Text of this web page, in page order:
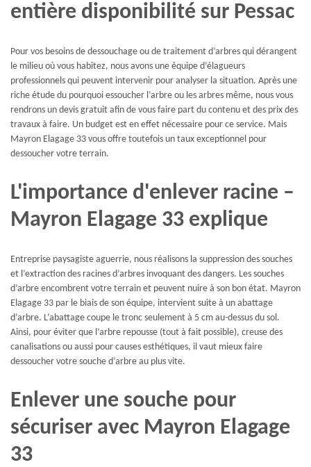
entière disponibilité sur Pessac
Pour vos besoins de dessouchage ou de traitement d’arbres qui dérangent
le milieu où vous habitez, nous avons une équipe d’élagueurs
professionnels qui peuvent intervenir pour analyser la situation. Après une
riche étude du pourquoi essoucher l’arbre ou les arbres même, nous vous
rendrons un devis gratuit afin de vous faire part du contenu et des prix des
travaux à faire. Un budget est en effet nécessaire pour ce service. Mais
Mayron Elagage 33 vous offre toutefois un taux exceptionnel pour
dessoucher votre terrain.
L'importance d'enlever racine –
Mayron Elagage 33 explique
Entreprise paysagiste aguerrie, nous réalisons la suppression des souches
et l’extraction des racines d’arbres invoquant des dangers. Les souches
d’arbre encombrent votre terrain et peuvent nuire à son bon état. Mayron
Elagage 33 par le biais de son équipe, intervient suite à un abattage
d’arbre. L’abattage coupe le tronc seulement à 5 cm au-dessus du sol.
Ainsi, pour éviter que l’arbre repousse (tout à fait possible), creuse des
canalisations ou aussi pour causes esthétiques, il vaut mieux faire
dessoucher votre souche d’arbre au plus vite.
Enlever une souche pour
sécuriser avec Mayron Elagage
33